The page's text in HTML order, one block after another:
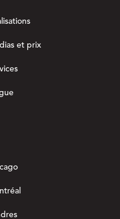
et prix